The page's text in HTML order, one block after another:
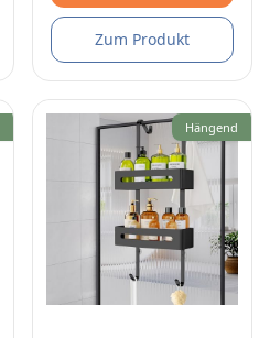
Zum Produkt
Hängend